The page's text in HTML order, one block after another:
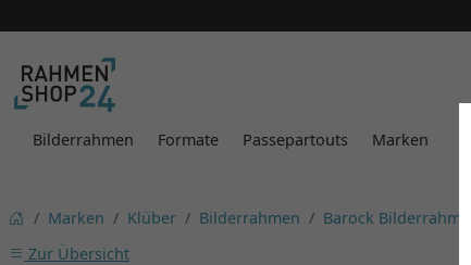
Bilderrahmen Formate Passepartouts Marken
Marken Klüber Bilderrahmen Barock Bilderrahmen
Zur Übersicht